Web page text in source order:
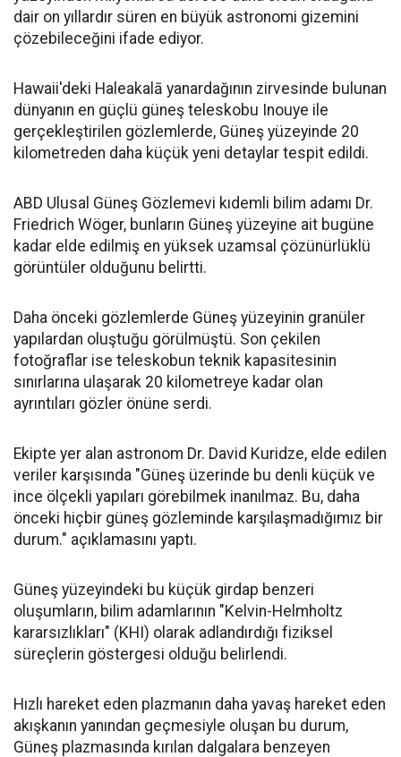
dair on yıllardır süren en büyük astronomi gizemini
çözebileceğini ifade ediyor.
Hawaii'deki Haleakalā yanardağının zirvesinde bulunan
dünyanın en güçlü güneş teleskobu Inouye ile
gerçekleştirilen gözlemlerde, Güneş yüzeyinde 20
kilometreden daha küçük yeni detaylar tespit edildi.
ABD Ulusal Güneş Gözlemevi kıdemli bilim adamı Dr.
Friedrich Wöger, bunların Güneş yüzeyine ait bugüne
kadar elde edilmiş en yüksek uzamsal çözünürlüklü
görüntüler olduğunu belirtti.
Daha önceki gözlemlerde Güneş yüzeyinin granüler
yapılardan oluştuğu görülmüştü. Son çekilen
fotoğraflar ise teleskobun teknik kapasitesinin
sınırlarına ulaşarak 20 kilometreye kadar olan
ayrıntıları gözler önüne serdi.
Ekipte yer alan astronom Dr. David Kuridze, elde edilen
veriler karşısında "Güneş üzerinde bu denli küçük ve
ince ölçekli yapıları görebilmek inanılmaz. Bu, daha
önceki hiçbir güneş gözleminde karşılaşmadığımız bir
durum." açıklamasını yaptı.
Güneş yüzeyindeki bu küçük girdap benzeri
oluşumların, bilim adamlarının "Kelvin-Helmholtz
kararsızlıkları" (KHI) olarak adlandırdığı fiziksel
süreçlerin göstergesi olduğu belirlendi.
Hızlı hareket eden plazmanın daha yavaş hareket eden
akışkanın yanından geçmesiyle oluşan bu durum,
Güneş plazmasında kırılan dalgalara benzeyen